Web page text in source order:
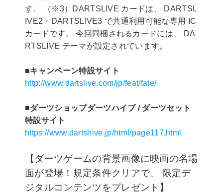
す。 （※3）DARTSLIVE カードは、 DARTSL
IVE2・DARTSLIVE3 で共通利用可能な専用 IC
カードです。 今回同梱されるカードには、 DA
RTSLIVE テーマが設定されています。
■キャンペーン特設サイト
http://www.dartslive.com/jp/feat/fate/
■ダーツショップダーツハイブ / ダーツセット
特設サイト
https://www.dartshive.jp/html/page117.html
【ダーツゲームの背景画像に映画の名場
面が登場！規定条件クリアで、 限定デ
ジタルコンテンツをプレゼント】